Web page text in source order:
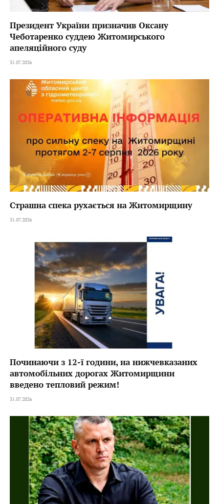
Президент України призначив Оксану
Чеботаренко суддею Житомирського
апеляційного суду
31.07.2026
Страшна спека рухається на Житомирщину
31.07.2026
Починаючи з 12-ї години, на нижчевказаних
автомобільних дорогах Житомирщини
введено тепловий режим!
31.07.2026